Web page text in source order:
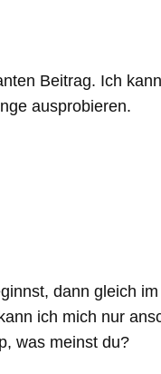
Beitrag. Ich
ausprobieren.
dann gleich
ich mich nur
was meinst du?